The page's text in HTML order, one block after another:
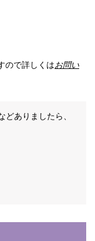
ので詳しくはお問い
ありましたら、